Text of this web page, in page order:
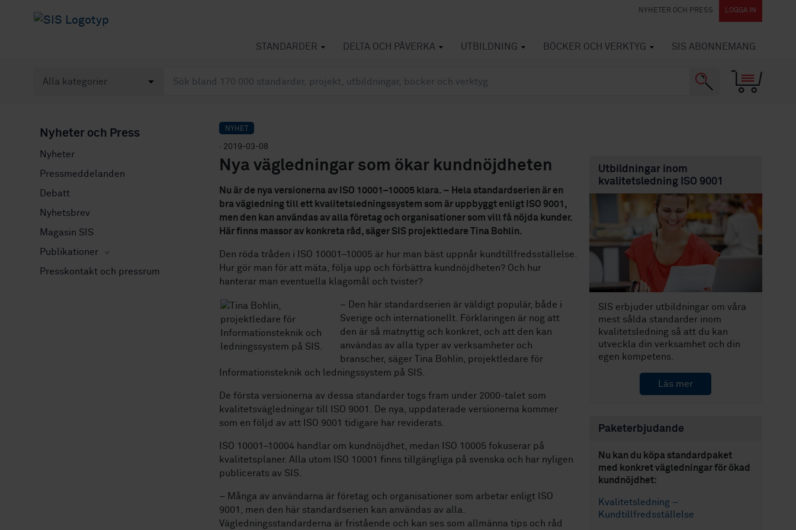
NYHETER OCH PRESS LOGGA IN
STANDARDER DELTA OCH PÅVERKA UTBILDNING BÖCKER OCH VERKTYG SIS ABONNEMANG
Nyheter och Press
Nyheter
Pressmeddelanden
Debatt
Nyhetsbrev
Magasin SIS
Publikationer
Presskontakt och pressrum
NYHET
· 2019-03-08
Nya vägledningar som ökar kundnöjdheten
Nu är de nya versionerna av ISO 10001–10005 klara. – Hela standardserien är en
bra vägledning till ett kvalitetsledningssystem som är uppbyggt enligt ISO 9001,
men den kan användas av alla företag och organisationer som vill få nöjda kunder.
Här finns massor av konkreta råd, säger SIS projektledare Tina Bohlin.
Den röda tråden i ISO 10001–10005 är hur man bäst uppnår kundtillfredsställelse.
Hur gör man för att mäta, följa upp och förbättra kundnöjdheten? Och hur
hanterar man eventuella klagomål och tvister?
– Den här standardserien är väldigt populär, både i
Sverige och internationellt. Förklaringen är nog att
den är så matnyttig och konkret, och att den kan
användas av alla typer av verksamheter och
branscher, säger Tina Bohlin, projektledare för
Informationsteknik och ledningssystem på SIS.
De första versionerna av dessa standarder togs fram under 2000-talet som
kvalitetsvägledningar till ISO 9001. De nya, uppdaterade versionerna kommer
som en följd av att ISO 9001 tidigare har reviderats.
ISO 10001–10004 handlar om kundnöjdhet, medan ISO 10005 fokuserar på
kvalitetsplaner. Alla utom ISO 10001 finns tillgängliga på svenska och har nyligen
publicerats av SIS.
– Många av användarna är företag och organisationer som arbetar enligt ISO
9001, men den här standardserien kan användas av alla.
Vägledningsstandarderna är fristående och kan ses som allmänna tips och råd
Utbildningar inom
kvalitetsledning ISO 9001
SIS erbjuder utbildningar om våra
mest sålda standarder inom
kvalitetsledning så att du kan
utveckla din verksamhet och din
egen kompetens.
Läs mer
Paketerbjudande
Nu kan du köpa standardpaket
med konkret vägledningar för ökad
kundnöjdhet:
Kvalitetsledning –
Kundtillfredsställelse